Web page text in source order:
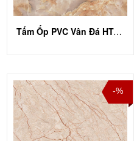
Tấm Ốp PVC Vân Đá HT-A009
-%